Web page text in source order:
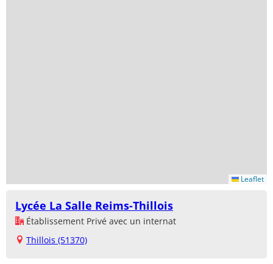
Leaflet
Lycée La Salle Reims-Thillois
Établissement Privé avec un internat
Thillois (51370)